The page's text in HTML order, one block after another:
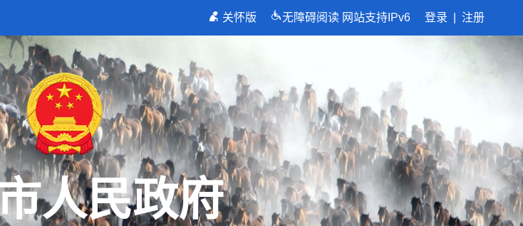
关怀版 无障碍阅读 网站支持IPv6 登录 注册
人民政府